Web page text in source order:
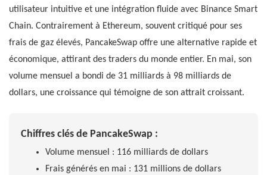
utilisateur intuitive et une intégration fluide avec Binance Smart
Chain. Contrairement à Ethereum, souvent critiqué pour ses
frais de gaz élevés, PancakeSwap offre une alternative rapide et
économique, attirant des traders du monde entier. En mai, son
volume mensuel a bondi de 31 milliards à 98 milliards de
dollars, une croissance qui témoigne de son attrait croissant.
Chiffres clés de PancakeSwap :
Volume mensuel : 116 milliards de dollars
Frais générés en mai : 131 millions de dollars